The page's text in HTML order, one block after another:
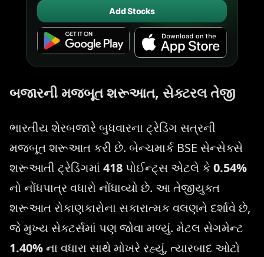
Add Stocks
બજારની મજબૂત શરૂઆત, સેક્ટરલ તેજી
ભારતીય શેરબજારે બુધવારના ટ્રેડિંગ સત્રની
મજબૂત શરૂઆત કરી છે. બેન્ચમાર્ક BSE સેન્સેક્સે
શરૂઆતી ટ્રેડિંગમાં 418પોઈન્ટ્સ એટલે કે0.54%
નો નોંધપાત્ર વધારો નોંધાવ્યો છે. આ તેજીયુક્ત
શરૂઆત રોકાણકારોના સકારાત્મક વલણને દર્શાવે છે,
જે મુખ્ય સેક્ટર્સમાં પણ જોવા મળ્યું. મેટલ સેગમેન્ટ
1.40%ના વધારા સાથે મોખરે રહ્યું, ત્યારબાદ ઓટો